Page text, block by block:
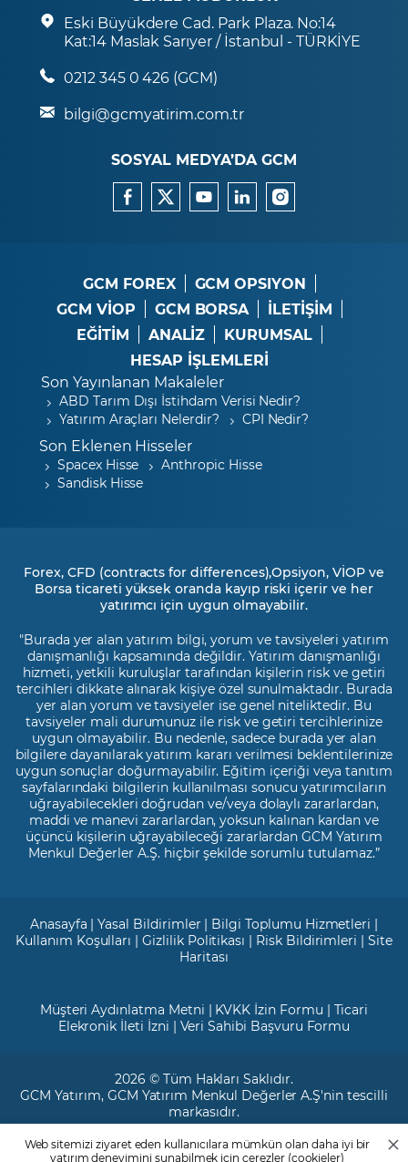
Eski Büyükdere Cad. Park Plaza. No:14
Kat:14 Maslak Sarıyer / İstanbul - TÜRKİYE
0212 345 0 426 (GCM)
bilgi@gcmyatirim.com.tr
SOSYAL MEDYA’DA GCM
GCM FOREX
GCM OPSIYON
GCM VİOP
GCM BORSA
İLETİŞİM
EĞİTİM
ANALİZ
KURUMSAL
HESAP İŞLEMLERİ
Son Yayınlanan Makaleler
ABD Tarım Dışı İstihdam Verisi Nedir?
Yatırım Araçları Nelerdir?
CPI Nedir?
Son Eklenen Hisseler
Spacex Hisse
Anthropic Hisse
Sandisk Hisse
Forex, CFD (contracts for differences),Opsiyon, VİOP ve
Borsa ticareti yüksek oranda kayıp riski içerir ve her
yatırımcı için uygun olmayabilir.
"Burada yer alan yatırım bilgi, yorum ve tavsiyeleri yatırım
danışmanlığı kapsamında değildir. Yatırım danışmanlığı
hizmeti, yetkili kuruluşlar tarafından kişilerin risk ve getiri
tercihleri dikkate alınarak kişiye özel sunulmaktadır. Burada
yer alan yorum ve tavsiyeler ise genel niteliktedir. Bu
tavsiyeler mali durumunuz ile risk ve getiri tercihlerinize
uygun olmayabilir. Bu nedenle, sadece burada yer alan
bilgilere dayanılarak yatırım kararı verilmesi beklentilerinize
uygun sonuçlar doğurmayabilir. Eğitim içeriği veya tanıtım
sayfalarındaki bilgilerin kullanılması sonucu yatırımcıların
uğrayabilecekleri doğrudan ve/veya dolaylı zararlardan,
maddi ve manevi zararlardan, yoksun kalınan kardan ve
üçüncü kişilerin uğrayabileceği zararlardan GCM Yatırım
Menkul Değerler A.Ş. hiçbir şekilde sorumlu tutulamaz.”
Anasayfa |Yasal Bildirimler | Bilgi Toplumu Hizmetleri |
Kullanım Koşulları |Gizlilik Politikası | Risk Bildirimleri |Site
Haritası
Müşteri Aydınlatma Metni | KVKK İzin Formu | Ticari
Elekronik İleti İzni | Veri Sahibi Başvuru Formu
2026 © Tüm Hakları Saklıdır.
GCM Yatırım, GCM Yatırım Menkul Değerler A.Ş'nin tescilli
markasıdır.
Ticari Sicil No: 799649
Web sitemizi ziyaret eden kullanıcılara mümkün olan daha iyi bir
yatırım deneyimini sunabilmek için çerezler (cookieler)